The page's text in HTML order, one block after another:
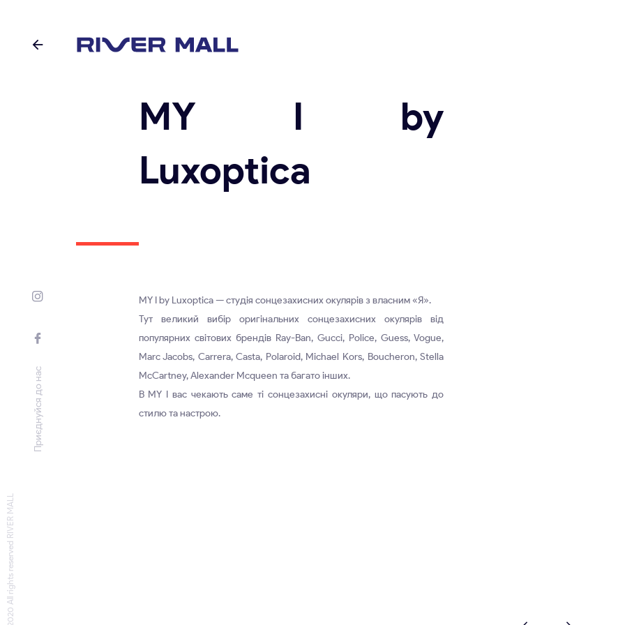
Приєднуйся до нас
© 2020 All rights reserved RIVER MALL
MY I by
Luxoptica
MY I by Luxoptica — студія сонцезахисних окулярів з власним «Я».
Тут великий вибір оригінальних сонцезахисних окулярів від
популярних світових брендів Ray-Ban, Gucci, Police, Guess, Vogue,
Marc Jacobs, Carrera, Casta, Polaroid, Michael Kors, Boucheron, Stella
McCartney, Alexander Mcqueen та багато інших.
В MY I вас чекають саме ті сонцезахисні окуляри, що пасують до
стилю та настрою.